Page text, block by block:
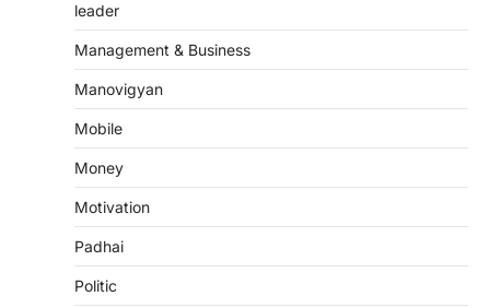
leader
Management & Business
Manovigyan
Mobile
Money
Motivation
Padhai
Politic